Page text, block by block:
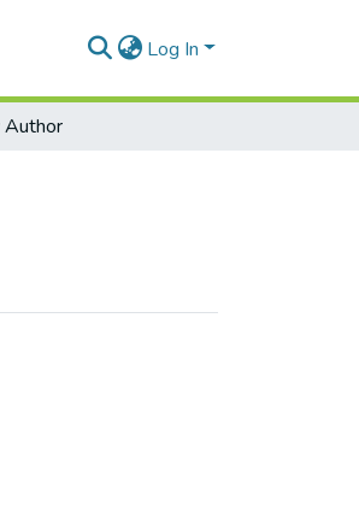
Log In
Author